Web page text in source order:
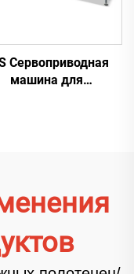
Сервоприводная
машина для